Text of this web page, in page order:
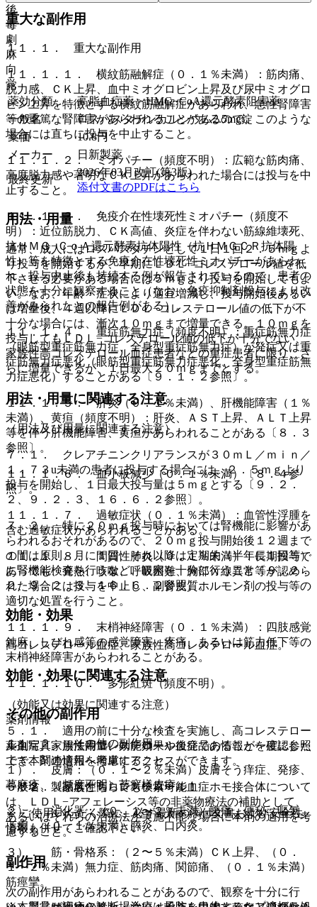
重大な副作用
１１．１． 重大な副作用
１１．１．１． 横紋筋融解症（０．１％未満）：筋肉痛、
脱力感、ＣＫ上昇、血中ミオグロビン上昇及び尿中ミオグロ
ビン上昇を特徴とする横紋筋融解症があらわれ、急性腎障害
等の重篤な腎障害があらわれることがあるので、このような
場合には直ちに投与を中止すること。
１１．１．２． ミオパチー（頻度不明）：広範な筋肉痛、
高度脱力感や著明なＣＫ上昇があらわれた場合には投与を中
止すること。
１１．１．３． 免疫介在性壊死性ミオパチー（頻度不
明）：近位筋脱力、ＣＫ高値、炎症を伴わない筋線維壊死、
抗ＨＭＧ−ＣｏＡ還元酵素抗体陽性（抗ＨＭＧＣＲ抗体陽
性）等を特徴とする免疫介在性壊死性ミオパチーがあらわ
れ、投与中止後も持続する例が報告されているので、患者の
状態を十分に観察すること（なお、免疫抑制剤投与により改
善がみられたとの報告例がある）。
１１．１．４． 重症筋無力症（頻度不明）：重症筋無力症
（眼筋型重症筋無力症、全身型重症筋無力症）が発症又は重
症筋無力症悪化（眼筋型重症筋無力症悪化、全身型重症筋無
力症悪化）することがある〔９．１．２参照〕。
１１．１．５． 肝炎（０．１％未満）、肝機能障害（１％
未満）、黄疸（頻度不明）：肝炎、ＡＳＴ上昇、ＡＬＴ上昇
等を伴う肝機能障害、黄疸があらわれることがある〔８．３
参照〕。
１１．１．６． 血小板減少（０．１％未満）〔８．４参
照〕。
１１．１．７． 過敏症状（０．１％未満）：血管性浮腫を
含む過敏症状があらわれることがある。
１１．１．８． 間質性肺炎（０．１％未満）：長期投与で
あっても、発熱、咳嗽、呼吸困難、胸部Ｘ線異常等が認めら
れた場合には投与を中止し、副腎皮質ホルモン剤の投与等の
適切な処置を行うこと。
１１．１．９． 末梢神経障害（０．１％未満）：四肢感覚
鈍麻、しびれ感等の感覚障害、疼痛、あるいは筋力低下等の
末梢神経障害があらわれることがある。
１１．１．１０． 多形紅斑（頻度不明）。
その他の副作用
１１．２． その他の副作用
１）． 皮膚：（０．１〜２％未満）皮膚そう痒症、発疹、
蕁麻疹、（頻度不明）苔癬様皮疹。
２）． 消化器：（０．１〜２％未満）腹痛、便秘、嘔気、
下痢、（０．１％未満）膵炎、口内炎。
３）． 筋・骨格系：（２〜５％未満）ＣＫ上昇、（０．
１〜２％未満）無力症、筋肉痛、関節痛、（０．１％未満）
筋痙攣。
後
毒
劇
麻
向
覚
薬効分類
高脂血症薬 > HMG−CoA還元酵素阻害薬
一般名
ロスバスタチンカルシウム2.5mg錠
薬価
10.8円
メーカー
日新製薬
最終更新
2026年03月改訂(第3版)
添付文書のPDFはこちら
用法・用量
通常、成人にはロスバスタチンとして１日１回２．５ｍｇよ
り投与を開始するが、早期にＬＤＬ−コレステロール値を低
下させる必要がある場合には５ｍｇより投与を開始してもよ
い。なお、年齢・症状により適宜増減し、投与開始後あるい
は増量後、４週以降にＬＤＬ−コレステロール値の低下が不
十分な場合には、漸次１０ｍｇまで増量できる。１０ｍｇを
投与してもＬＤＬ−コレステロール値の低下が十分でない、
家族性高コレステロール血症患者などの重症患者に限り、さ
らに増量できるが、１日最大２０ｍｇまでとする。
用法・用量に関連する注意
（用法及び用量に関連する注意）
７．１． クレアチニンクリアランスが３０ｍＬ／ｍｉｎ／
１．７３u未満の患者に投与する場合には、２．５ｍｇより
投与を開始し、１日最大投与量は５ｍｇとする〔９．２．
２、９．２．３、１６．６．２参照〕。
７．２． 特に２０ｍｇ投与時においては腎機能に影響があ
らわれるおそれがあるので、２０ｍｇ投与開始後１２週まで
の間は原則、月に１回、それ以降は定期的（半年に１回等）
に腎機能検査を行うなど、観察を十分に行うこと〔９．２．
２、９．２．３、１６．６．２参照〕。
効能・効果
高コレステロール血症、家族性高コレステロール血症。
効能・効果に関連する注意
（効能又は効果に関連する注意）
５．１． 適用の前に十分な検査を実施し、高コレステロー
ル血症、家族性高コレステロール血症であることを確認した
上で本剤の適用を考慮すること。
５．２． 家族性高コレステロール血症ホモ接合体について
は、ＬＤＬ−アフェレーシス等の非薬物療法の補助として、
あるいはそれらの治療法が実施不能な場合に本剤の適用を考
慮すること。
副作用
次の副作用があらわれることがあるので、観察を十分に行
薬剤情報
薬剤写真、用法用量、効能効果や後発品の情報が一度に参照
でき、関連情報へ簡単にアクセスができます。
一般名、製品名どちらでも検索可能！
※ ご使用いただく際に、必ず最新の添付文書および安全性
情報も併せてご確認下さい。